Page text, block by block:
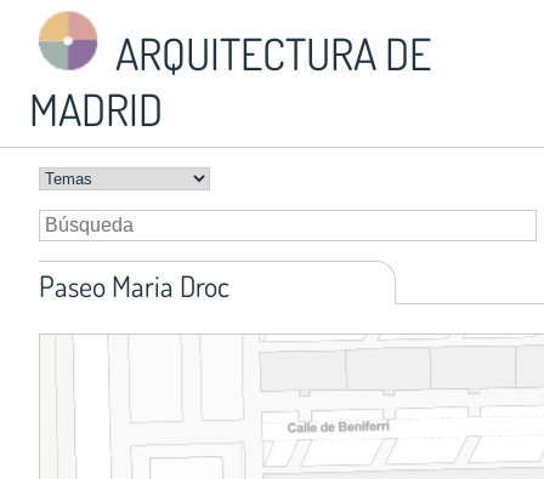
ARQUITECTURA DE
MADRID
Paseo Maria Droc